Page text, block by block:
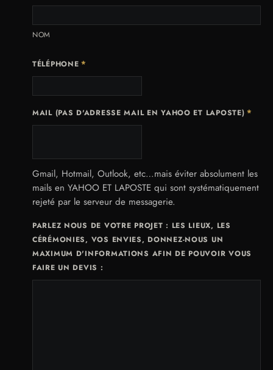
NOM
TÉLÉPHONE *
MAIL (PAS D'ADRESSE MAIL EN YAHOO ET LAPOSTE) *
Gmail, Hotmail, Outlook, etc…mais éviter absolument les
mails en YAHOO ET LAPOSTE qui sont systématiquement
rejeté par le serveur de messagerie.
PARLEZ NOUS DE VOTRE PROJET : LES LIEUX, LES
CÉRÉMONIES, VOS ENVIES, DONNEZ-NOUS UN
MAXIMUM D'INFORMATIONS AFIN DE POUVOIR VOUS
FAIRE UN DEVIS :